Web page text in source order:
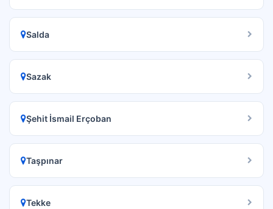
Salda
Sazak
Şehit İsmail Erçoban
Taşpınar
Tekke